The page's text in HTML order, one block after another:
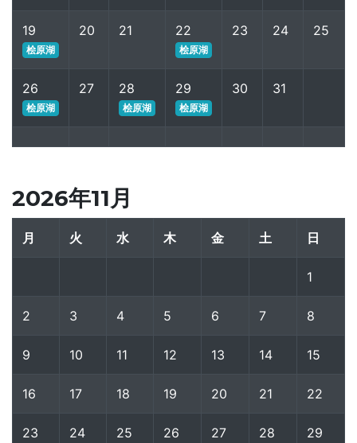
19
桧原湖
20 21 22
桧原湖
23 24 25
26
桧原湖
27 28
桧原湖
29
桧原湖
30 31
2026年11月
月 火 水 木 金 土 日
1
2 3 4 5 6 7 8
9 10 11 12 13 14 15
16 17 18 19 20 21 22
23 24 25 26 27 28 29